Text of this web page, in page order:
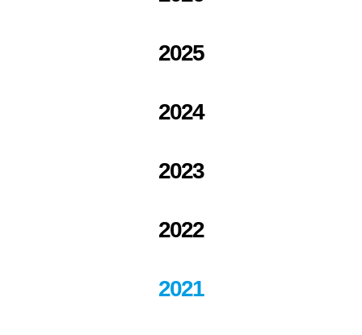
2025
2024
2023
2022
2021